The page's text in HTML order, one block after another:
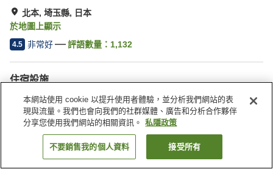
北本, 埼玉縣, 日本
於地圖上顯示
4.5 非常好 評語數量： 1,132
住宿設施
停車場
主頁 日本 埼玉縣 北本 北本天然溫泉花酒店
找客房
本網站使用 cookie 以提升使用者體驗，並分析我們網站的表
現與流量。我們也會向我們的社群媒體、廣告和分析合作夥伴
分享您使用我們網站的相關資訊。
私隱政策
不要銷售我的個人資料 接受所有